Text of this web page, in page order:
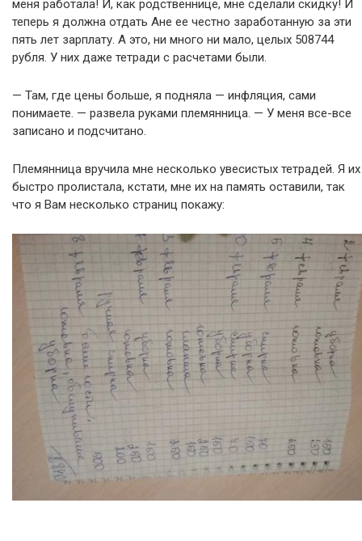
меня работала! И, как родственнице, мне сделали скидку! И
теперь я должна отдать Ане ее честно заработанную за эти
пять лет зарплату. А это, ни много ни мало, целых 508744
рубля. У них даже тетради с расчетами были.
— Там, где цены больше, я подняла — инфляция, сами
понимаете. — развела руками племянница. — У меня все-все
записано и подсчитано.
Племянница вручила мне несколько увесистых тетрадей. Я их
быстро пролистала, кстати, мне их на память оставили, так
что я Вам несколько страниц покажу: